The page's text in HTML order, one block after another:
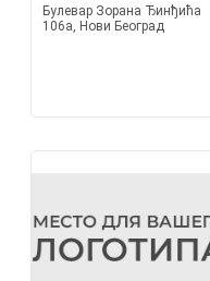
Булевар Зорана Ђинђића
106а, Нови Београд